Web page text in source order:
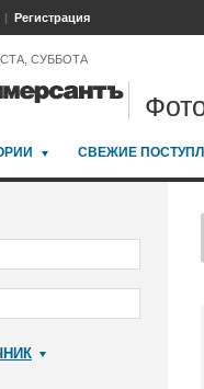
Регистрация
СУББОТА
СВЕЖИЕ